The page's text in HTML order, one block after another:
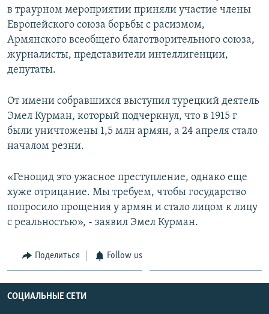
СПОРТ
АРХИВ
Հայերեն
Русский
Все сайты Радио Азатутюн
в траурном мероприятии приняли участие члены
Европейского союза борьбы с расизмом,
Армянского всеобщего благотворительного союза,
журналисты, представители интеллигенции,
депутаты.
От имени собравшихся выступил турецкий деятель
Эмел Курман, который подчеркнул, что в 1915 г
были уничтожены 1,5 млн армян, а 24 апреля стало
началом резни.
«Геноцид это ужасное преступление, однако еще
хуже отрицание. Мы требуем, чтобы государство
попросило прощения у армян и стало лицом к лицу
с реальностью», - заявил Эмел Курман.
Поделиться Follow us
СОЦИАЛЬНЫЕ СЕТИ